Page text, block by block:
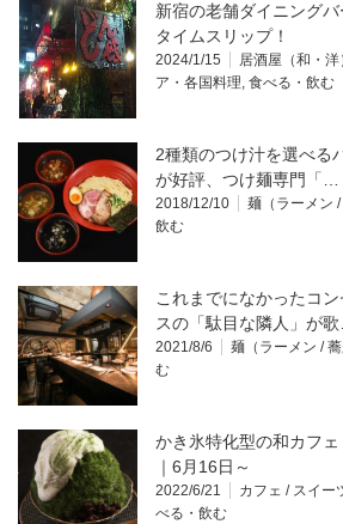
新宿の老舗ダイニング
タイムスリップ！
2024/1/15 居酒屋（和・洋
ア・各国料理, 食べる・飲む
2種類のつけ汁を選べる
が好評、つけ麺専門「…
2018/12/10 麺（ラーメン /
飲む
これまでになかったコ
スの「駄目な隣人」が
2021/8/6 麺（ラーメン / 蕎
む
かき氷特化型の和カフ
｜6月16日～
2022/6/21 カフェ / スイー
べる・飲む